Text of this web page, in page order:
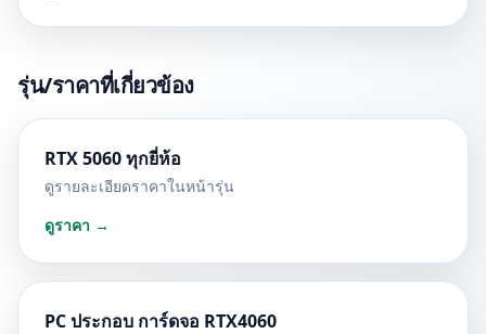
รุ่น/ราคาที่เกี่ยวข้อง
RTX 5060 ทุกยี่ห้อ
ดูรายละเอียดราคาในหน้ารุ่น
ดูราคา →
PC ประกอบ การ์ดจอ RTX4060